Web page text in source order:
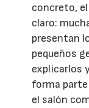
concreto,
claro:
presentan
pequeños
explicarlos
forma parte
el salón